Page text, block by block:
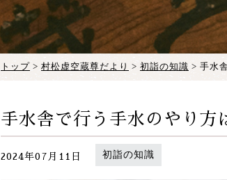
トップ > 村松虚空蔵尊だより > 初詣の知識 > 手水
手水舎で行う手水のやり方
2024年07月11日 初詣の知識